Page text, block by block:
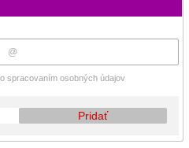
spracovaním osobných údajov
Pridať